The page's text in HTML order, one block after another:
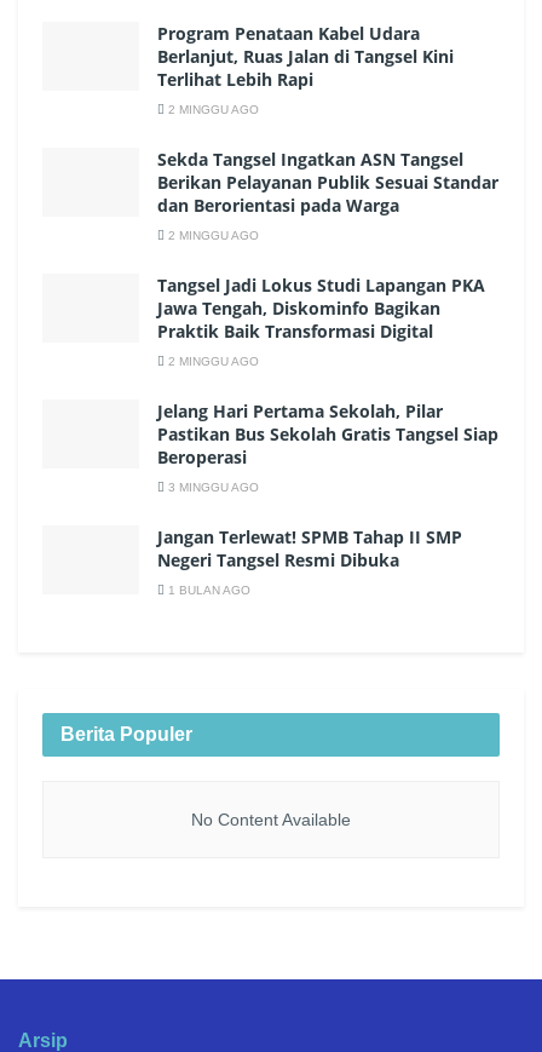
Program Penataan Kabel Udara
Berlanjut, Ruas Jalan di Tangsel Kini
Terlihat Lebih Rapi
2 MINGGU AGO
Sekda Tangsel Ingatkan ASN Tangsel
Berikan Pelayanan Publik Sesuai Standar
dan Berorientasi pada Warga
2 MINGGU AGO
Tangsel Jadi Lokus Studi Lapangan PKA
Jawa Tengah, Diskominfo Bagikan
Praktik Baik Transformasi Digital
2 MINGGU AGO
Jelang Hari Pertama Sekolah, Pilar
Pastikan Bus Sekolah Gratis Tangsel Siap
Beroperasi
3 MINGGU AGO
Jangan Terlewat! SPMB Tahap II SMP
Negeri Tangsel Resmi Dibuka
1 BULAN AGO
Berita Populer
No Content Available
Arsip